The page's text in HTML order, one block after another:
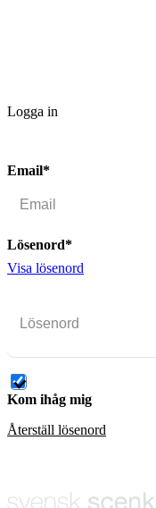
Logga in
Email*
Lösenord*
Visa lösenord
Kom ihåg mig
Återställ lösenord